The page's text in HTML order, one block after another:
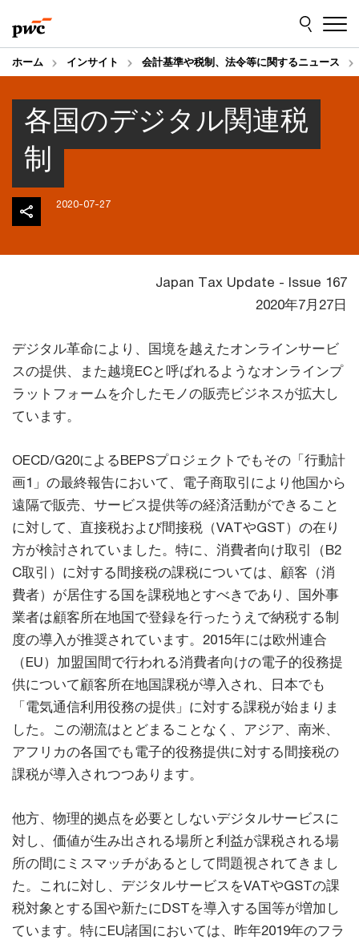
to
content
to
footer
ホーム インサイト 会計基準や税制、法令等に関するニュース
各国のデジタル関連税
制
2020-07-27
Japan Tax Update - Issue 167
2020年7月27日
デジタル革命により、国境を越えたオンラインサービ
スの提供、また越境ECと呼ばれるようなオンラインプ
ラットフォームを介したモノの販売ビジネスが拡大し
ています。
OECD/G20によるBEPSプロジェクトでもその「行動計
画1」の最終報告において、電子商取引により他国から
遠隔で販売、サービス提供等の経済活動ができること
に対して、直接税および間接税（VATやGST）の在り
方が検討されていました。特に、消費者向け取引（B2
C取引）に対する間接税の課税については、顧客（消
費者）が居住する国を課税地とすべきであり、国外事
業者は顧客所在地国で登録を行ったうえで納税する制
度の導入が推奨されています。2015年には欧州連合
（EU）加盟国間で行われる消費者向けの電子的役務提
供について顧客所在地国課税が導入され、日本でも
「電気通信利用役務の提供」に対する課税が始まりま
した。この潮流はとどまることなく、アジア、南米、
アフリカの各国でも電子的役務提供に対する間接税の
課税が導入されつつあります。
他方、物理的拠点を必要としないデジタルサービスに
対し、価値が生み出される場所と利益が課税される場
所の間にミスマッチがあるとして問題視されてきまし
た。これに対し、デジタルサービスをVATやGSTの課
税対象とする国や新たにDSTを導入する国等が増加し
ています。特にEU諸国においては、昨年2019年のフラ